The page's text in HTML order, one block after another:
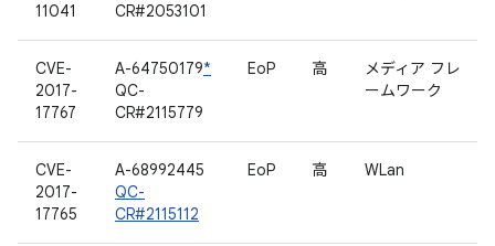
11041
CR#2053101
CVE-
2017-
17767
A-64750179*
QC-
CR#2115779
EoP 高
メディア フレ
ームワーク
CVE-
2017-
17765
A-68992445
QC-
CR#2115112
EoP 高 WLan